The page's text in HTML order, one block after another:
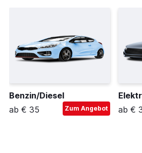
Benzin/Diesel
ab € 35
Zum Angebot
ab €